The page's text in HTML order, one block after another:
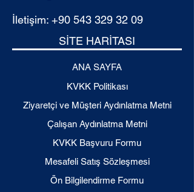
İletişim: +90 543 329 32 09
SİTE HARİTASI
ANA SAYFA
KVKK Politikası
Ziyaretçi ve Müşteri Aydınlatma Metni
Çalışan Aydınlatma Metni
KVKK Başvuru Formu
Mesafeli Satış Sözleşmesi
Ön Bilgilendirme Formu